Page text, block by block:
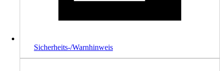
Sicherheits-/Warnhinweis